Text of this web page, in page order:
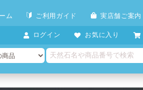
ム ご利用ガイド 実店舗ご案内
ログイン お気に入り